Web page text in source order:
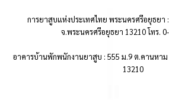
การยาสูบแห่งประเทศไทย พระนครศรีอยุธยา
จ.พระนครศรีอยุธยา 13210 โทร.
อาคารบ้านพักพนักงานยาสูบ : 555 ม.9 ต.คานหา
13210